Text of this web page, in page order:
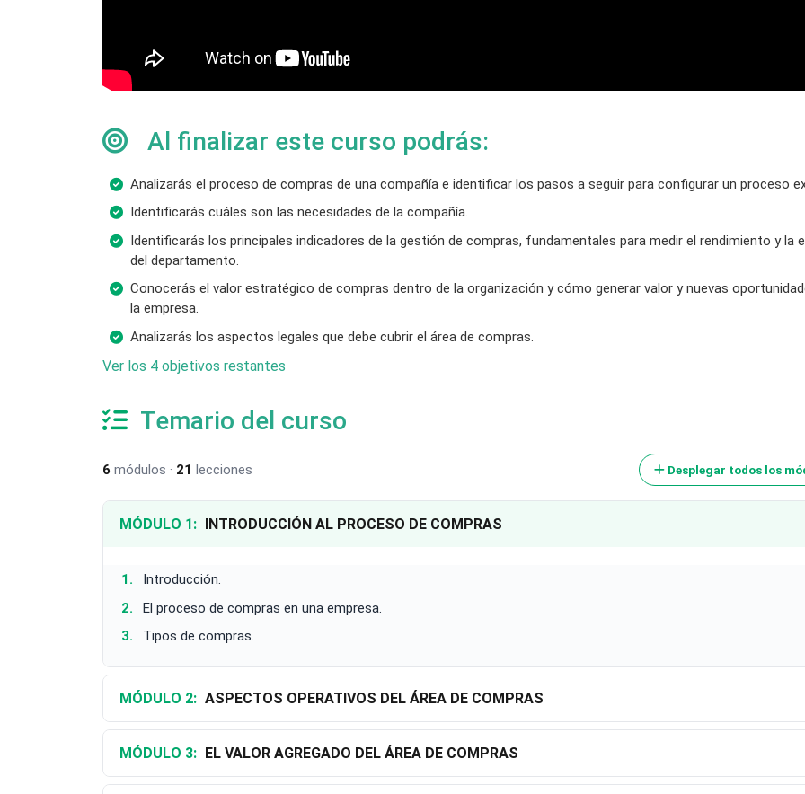
Al finalizar este curso podrás:
Analizarás el proceso de compras de una compañía e identificar los pasos a seguir para configurar un proceso
Identificarás cuáles son las necesidades de la compañía.
Identificarás los principales indicadores de la gestión de compras, fundamentales para medir el rendimiento y la
del departamento.
Conocerás el valor estratégico de compras dentro de la organización y cómo generar valor y nuevas
la empresa.
Analizarás los aspectos legales que debe cubrir el área de compras.
Ver los 4 objetivos restantes
Temario del curso
6 módulos · 21 lecciones Desplegar todos los
MÓDULO 1: INTRODUCCIÓN AL PROCESO DE COMPRAS
Introducción.
El proceso de compras en una empresa.
Tipos de compras.
MÓDULO 2: ASPECTOS OPERATIVOS DEL ÁREA DE COMPRAS
MÓDULO 3: EL VALOR AGREGADO DEL ÁREA DE COMPRAS